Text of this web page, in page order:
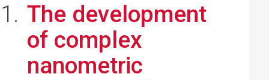
The development
of complex
nanometric